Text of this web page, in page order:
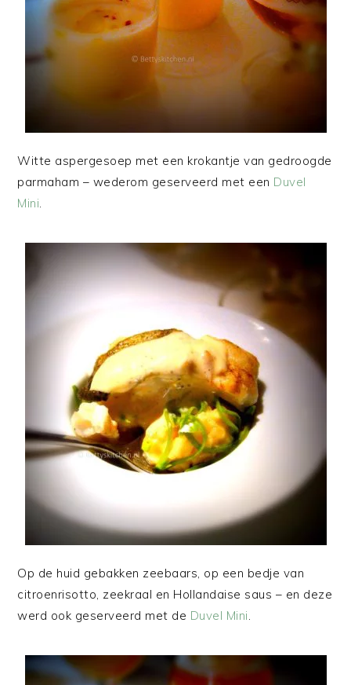
Witte aspergesoep met een krokantje van gedroogde
parmaham – wederom geserveerd met een Duvel
Mini.
Op de huid gebakken zeebaars, op een bedje van
citroenrisotto, zeekraal en Hollandaise saus – en deze
werd ook geserveerd met de Duvel Mini.